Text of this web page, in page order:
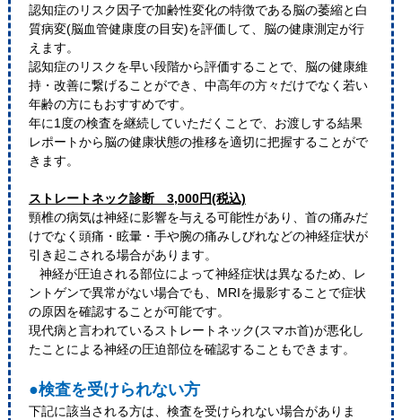
認知症のリスク因子で加齢性変化の特徴である脳の萎縮と白
質病変(脳血管健康度の目安)を評価して、脳の健康測定が行
えます。
認知症のリスクを早い段階から評価することで、脳の健康維
持・改善に繋げることができ、中高年の方々だけでなく若い
年齢の方にもおすすめです。
年に1度の検査を継続していただくことで、お渡しする結果
レポートから脳の健康状態の推移を適切に把握することがで
きます。
ストレートネック診断 3,000円(税込)
頸椎の病気は神経に影響を与える可能性があり、首の痛みだ
けでなく頭痛・眩暈・手や腕の痛みしびれなどの神経症状が
引き起こされる場合があります。
神経が圧迫される部位によって神経症状は異なるため、レ
ントゲンで異常がない場合でも、MRIを撮影することで症状
の原因を確認することが可能です。
現代病と言われているストレートネック(スマホ首)が悪化し
たことによる神経の圧迫部位を確認することもできます。
●検査を受けられない方
下記に該当される方は、検査を受けられない場合がありま